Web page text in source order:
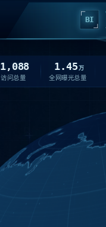
BI
1,088
访问总量
1.45万
全网曝光总量